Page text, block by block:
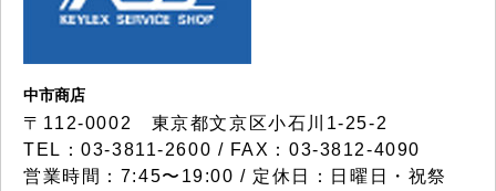
中市商店
〒112-0002 東京都文京区小石川1-25-2
TEL：03-3811-2600 / FAX：03-3812-4090
営業時間：7:45〜19:00 / 定休日：日曜日・祝祭